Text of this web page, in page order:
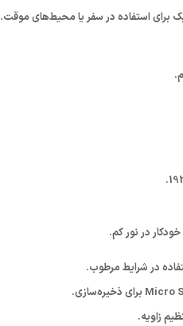
برای استفاده در سفر یا محیط‌های موقت.
در نور کم.
در شرایط مرطوب.
زاویه.